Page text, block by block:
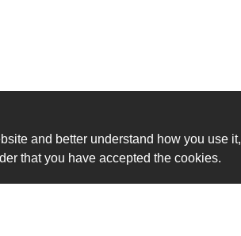
and better understand how you use it,
that you have accepted the cookies.